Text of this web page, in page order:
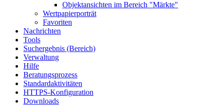
Objektansichten im Bereich "Märkte"
Wertpapierporträt
Favoriten
Nachrichten
Tools
Suchergebnis (Bereich)
Verwaltung
Hilfe
Beratungsprozess
Standardaktivitäten
HTTPS-Konfiguration
Downloads